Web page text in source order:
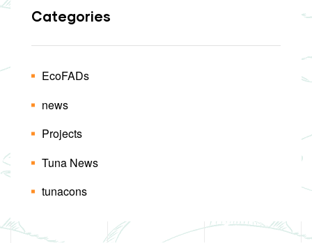
Categories
EcoFADs
news
Projects
Tuna News
tunacons